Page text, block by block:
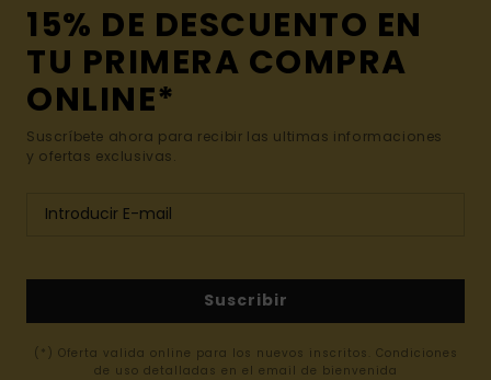
15% DE DESCUENTO EN
TU PRIMERA COMPRA
ONLINE*
Suscríbete ahora para recibir las ultimas informaciones
y ofertas exclusivas.
Suscribir
(*) Oferta valida online para los nuevos inscritos. Condiciones
de uso detalladas en el email de bienvenida